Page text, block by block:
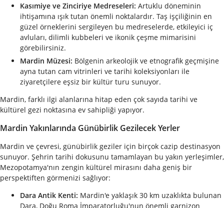
Kasımiye ve Zinciriye Medreseleri: Artuklu döneminin
ihtişamına ışık tutan önemli noktalardır. Taş işçiliğinin en
güzel örneklerini sergileyen bu medreselerde, etkileyici iç
avluları, dilimli kubbeleri ve ikonik çeşme mimarisini
görebilirsiniz.
Mardin Müzesi: Bölgenin arkeolojik ve etnografik geçmişine
ayna tutan cam vitrinleri ve tarihi koleksiyonları ile
ziyaretçilere eşsiz bir kültür turu sunuyor.
Mardin, farklı ilgi alanlarına hitap eden çok sayıda tarihi ve
kültürel gezi noktasına ev sahipliği yapıyor.
Mardin Yakınlarında Günübirlik Gezilecek Yerler
Mardin ve çevresi, günübirlik geziler için birçok cazip destinasyon
sunuyor. Şehrin tarihi dokusunu tamamlayan bu yakın yerleşimler,
Mezopotamya'nın zengin kültürel mirasını daha geniş bir
perspektiften görmenizi sağlıyor:
Dara Antik Kenti: Mardin'e yaklaşık 30 km uzaklıkta bulunan
Dara, Doğu Roma İmparatorluğu'nun önemli garnizon